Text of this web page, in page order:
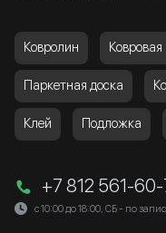
Ковролин
Паркетная доска
Клей Подложка
+7 812 561-
с 10:00 до 18:00, СБ - по